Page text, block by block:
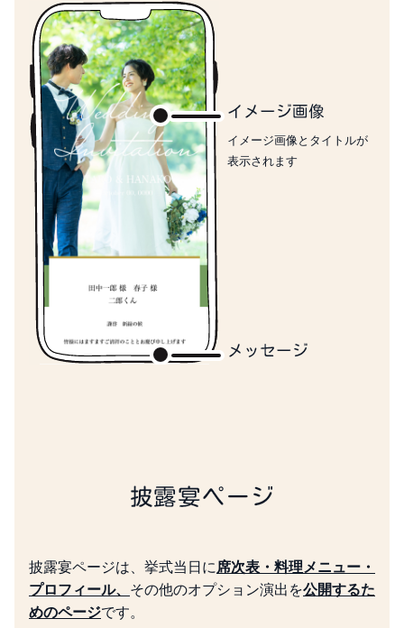
イメージ画像
イメージ画像とタイトルが
表示されます
メッセージ
開催日時
結婚式までの残り日数がカ
披露宴ページ
披露宴ページは、挙式当日に 席次表・料理メニュー・
プロフィール、 その他のオプション演出を公開するた
めのページです。